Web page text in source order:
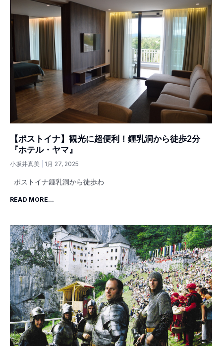
【ポストイナ】観光に超便利！鍾乳洞から徒歩2分
『ホテル・ヤマ』
小坂井真美 1月 27, 2025
ポストイナ鍾乳洞から徒歩わ
READ MORE...